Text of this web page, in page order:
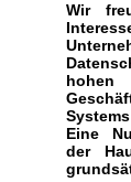
Wir
Eine
der